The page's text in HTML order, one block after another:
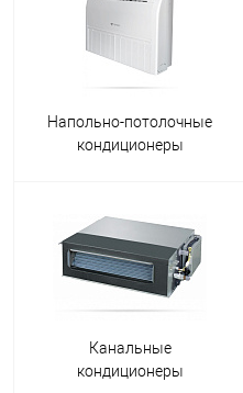
Напольно-потолочные
кондиционеры
Канальные
кондиционеры